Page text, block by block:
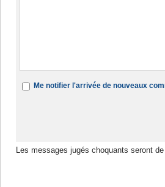
Me notifier l'arrivée de nouveaux
Les messages jugés choquants seront